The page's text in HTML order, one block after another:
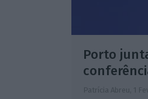
Porto
Patrícia Abreu, 1